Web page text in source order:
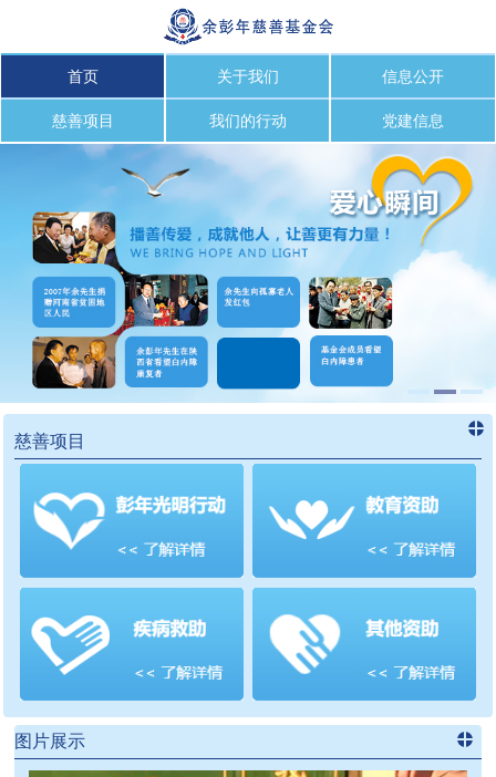
首页 关于我们 信息公开
慈善项目 我们的行动 党建信息
慈善项目
进入慈
>>
图片展示